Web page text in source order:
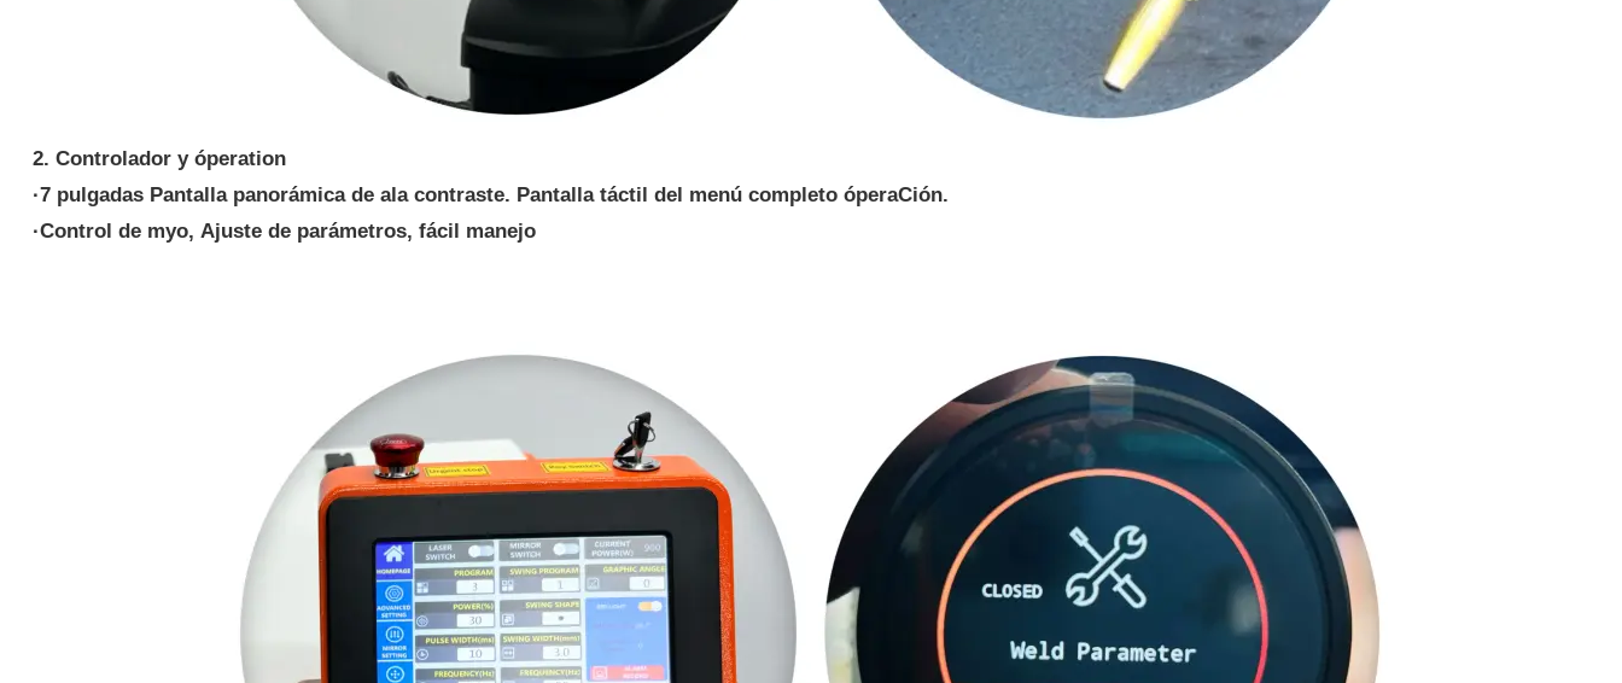
2. Controlador y óperation
·7 pulgadas Pantalla panorámica de ala contraste. Pantalla táctil del menú completo óperaCión.
·Control de myo, Ajuste de parámetros, fácil manejo